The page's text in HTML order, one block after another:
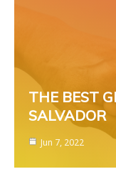
THE BEST
SALVADOR
Jun 7, 2022